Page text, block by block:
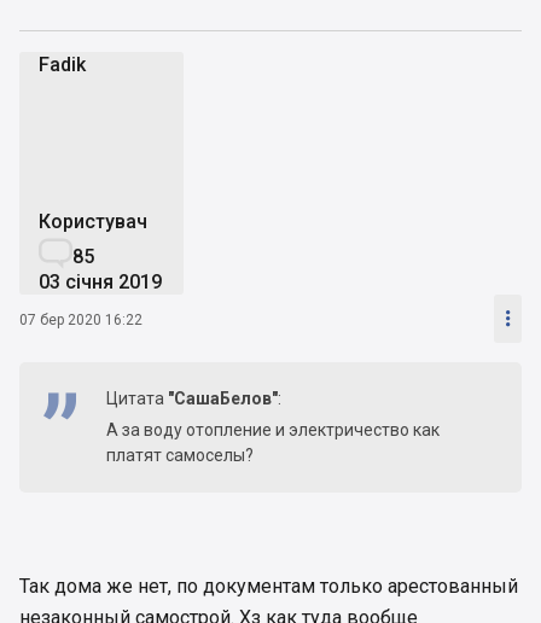
Fadik
Користувач
85
03 січня 2019
07 бер 2020 16:22 
Цитата "СашаБелов":
А за воду отопление и электричество как
платят самоселы?
Так дома же нет, по документам только арестованный
незаконный самострой. Хз как туда вообще